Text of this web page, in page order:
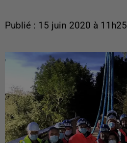
Publié : 15 juin 2020 à 11h25